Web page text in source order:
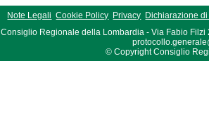
Note Legali Cookie Policy Privacy Dichiarazione
Consiglio Regionale della Lombardia - Via Fabio Filzi
© Copyright Consiglio